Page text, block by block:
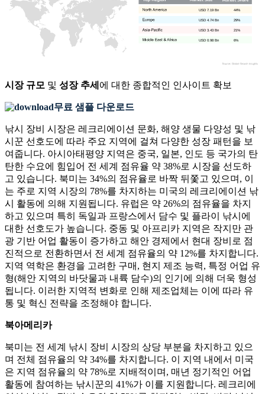
6%
USD 0.98 Bn
21%
USD 3.43 Bn
29%
USD 4.74 Bn
44%
USD 7.19 Bn
시장 규모 및 성장 추세 에 대한 종합적인 인사이트 확보
무료 샘플 다운로드
낚시 장비 시장은 레크리에이션 문화, 해양 생물 다양성 및 낚
시꾼 선호도에 따라 주요 지역에 걸쳐 다양한 성장 패턴을 보
여줍니다. 아시아태평양 지역은 중국, 일본, 인도 등 국가의 탄
탄한 수요에 힘입어 전 세계 점유율 약 38%로 시장을 선도하
고 있습니다. 북미는 34%의 점유율로 바짝 뒤쫓고 있으며, 이
는 주로 지역 시장의 78%를 차지하는 미국의 레크리에이션 낚
시 활동에 의해 지원됩니다. 유럽은 약 26%의 점유율을 차지
하고 있으며 특히 독일과 프랑스에서 담수 및 플라이 낚시에
대한 선호도가 높습니다. 중동 및 아프리카 지역은 작지만 관
광 기반 어업 활동이 증가하고 해안 경제에서 현대 장비로 점
진적으로 전환하면서 전 세계 점유율의 약 12%를 차지합니다.
지역 역학은 환경을 고려한 구매, 현지 제조 능력, 특정 어업 유
형(해안 지역의 바닷물과 내륙 담수)의 인기에 의해 더욱 형성
됩니다. 이러한 지역적 변화로 인해 제조업체는 이에 따라 유
통 및 혁신 전략을 조정해야 합니다.
북아메리카
북미는 전 세계 낚시 장비 시장의 상당 부분을 차지하고 있으
며 전체 점유율의 약 34%를 차지합니다. 이 지역 내에서 미국
은 지역 점유율의 약 78%로 지배적이며, 매년 정기적인 어업
활동에 참여하는 낚시꾼의 41%가 이를 지원합니다. 레크리에